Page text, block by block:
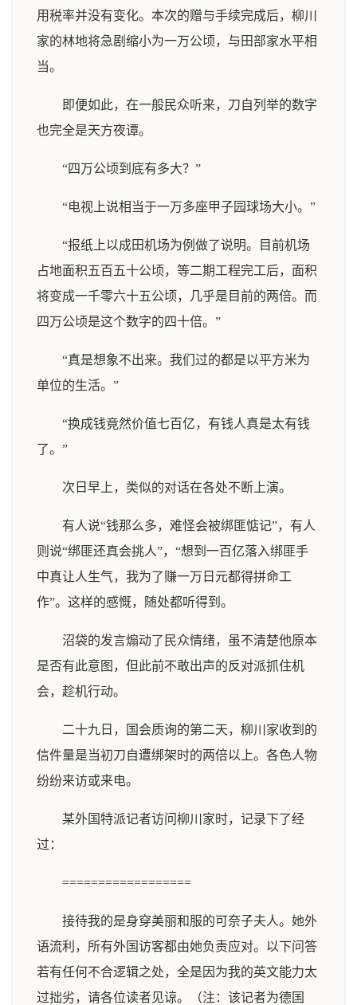
用税率并没有变化。本次的赠与手续完成后，柳川
家的林地将急剧缩小为一万公顷，与田部家水平相
当。
即便如此，在一般民众听来，刀自列举的数字
也完全是天方夜谭。
“四万公顷到底有多大？”
“电视上说相当于一万多座甲子园球场大小。”
“报纸上以成田机场为例做了说明。目前机场
占地面积五百五十公顷，等二期工程完工后，面积
将变成一千零六十五公顷，几乎是目前的两倍。而
四万公顷是这个数字的四十倍。”
“真是想象不出来。我们过的都是以平方米为
单位的生活。”
“换成钱竟然价值七百亿，有钱人真是太有钱
了。”
次日早上，类似的对话在各处不断上演。
有人说“钱那么多，难怪会被绑匪惦记”，有人
则说“绑匪还真会挑人”，“想到一百亿落入绑匪手
中真让人生气，我为了赚一万日元都得拼命工
作”。这样的感慨，随处都听得到。
沼袋的发言煽动了民众情绪，虽不清楚他原本
是否有此意图，但此前不敢出声的反对派抓住机
会，趁机行动。
二十九日，国会质询的第二天，柳川家收到的
信件量是当初刀自遭绑架时的两倍以上。各色人物
纷纷来访或来电。
某外国特派记者访问柳川家时，记录下了经
过：
==================
接待我的是身穿美丽和服的可奈子夫人。她外
语流利，所有外国访客都由她负责应对。以下问答
若有任何不合逻辑之处，全是因为我的英文能力太
过拙劣，请各位读者见谅。（注：该记者为德国